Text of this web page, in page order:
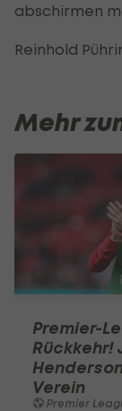
abschirmen
Reinhold
Mehr
Premier-
Rückkehr!
Verein
Premier